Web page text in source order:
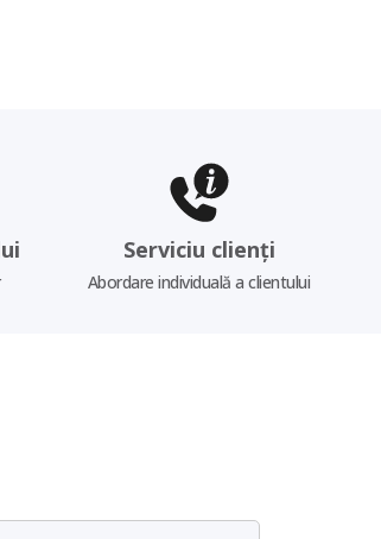
Serviciu clienți
Abordare individuală a clientului